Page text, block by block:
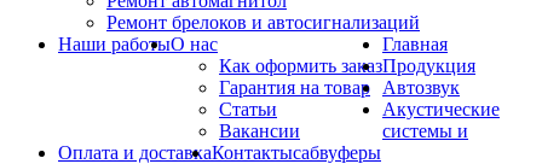
Ремонт брелоков и автосигнализаций
Наши работыО нас
Как оформить заказ
Гарантия на товар
Статьи
Вакансии
Оплата и доставкаКонтакты
Главная
Продукция
Автозвук
Акустические
системы и
сабвуферы